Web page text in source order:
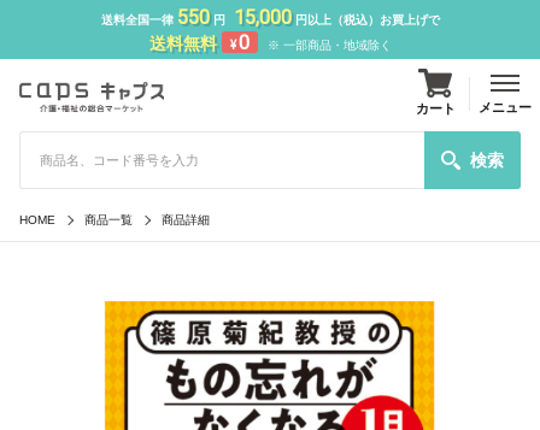
送料全国一律 550円 15,000円以上（税込）お買上げで
送料無料 ¥0 ※ 一部商品・地域除く
検索
カート メニュー
HOME 商品一覧 商品詳細